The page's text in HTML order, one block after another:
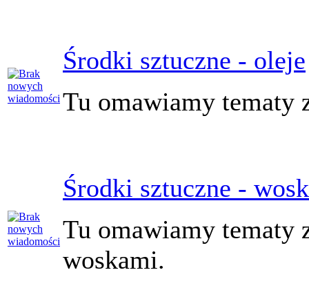
Środki sztuczne - oleje
Tu omawiamy tematy
Środki sztuczne -
Tu omawiamy tematy
woskami.